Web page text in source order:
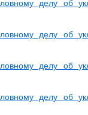
делу об
делу об
делу об
делу об